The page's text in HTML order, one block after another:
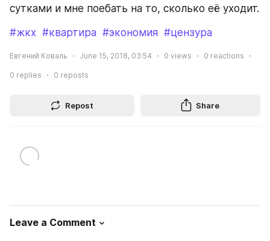
сутками и мне поебать на то, сколько её уходит.
#жкх #квартира #экономия #цензура
Евгений Коваль June 15, 2018, 03:54 0 views 0 reactions
0 replies 0 reposts
Repost Share
Leave a Comment